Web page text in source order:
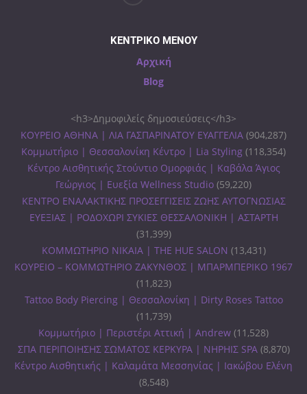
ΚΕΝΤΡΙΚΟ ΜΕΝΟΥ
Αρχική
Blog
<h3>Δημοφιλείς δημοσιεύσεις</h3>
ΚΟΥΡΕΙΟ ΑΘΗΝΑ | ΛΙΑ ΓΑΣΠΑΡΙΝΑΤΟΥ ΕΥΑΓΓΕΛΙΑ (904,287)
Κομμωτήριο | Θεσσαλονίκη Κέντρο | Lia Styling (118,354)
Κέντρο Αισθητικής Στούντιο Ομορφιάς | Καβάλα Άγιος
Γεώργιος | Ευεξία Wellness Studio (59,220)
ΚΕΝΤΡΟ ΕΝΑΛΑΚΤΙΚΗΣ ΠΡΟΣΕΓΓΙΣΕΙΣ ΖΩΗΣ ΑΥΤΟΓΝΩΣΙΑΣ
ΕΥΕΞΙΑΣ | ΡΟΔΟΧΩΡΙ ΣΥΚΙΕΣ ΘΕΣΣΑΛΟΝΙΚΗ | ΑΣΤΑΡΤΗ
(31,399)
ΚΟΜΜΩΤΗΡΙΟ ΝΙΚΑΙΑ | THE HUE SALON (13,431)
ΚΟΥΡΕΙΟ – ΚΟΜΜΩΤΗΡΙΟ ΖΑΚΥΝΘΟΣ | ΜΠΑΡΜΠΕΡΙΚΟ 1967
(11,823)
Tattoo Body Piercing | Θεσσαλονίκη | Dirty Roses Tattoo
(11,739)
Κομμωτήριο | Περιστέρι Αττική | Andrew (11,528)
ΣΠΑ ΠΕΡΙΠΟΙΗΣΗΣ ΣΩΜΑΤΟΣ ΚΕΡΚΥΡΑ | ΝΗΡΗΙΣ SPA (8,870)
Κέντρο Αισθητικής | Καλαμάτα Μεσσηνίας | Ιακώβου Ελένη
(8,548)